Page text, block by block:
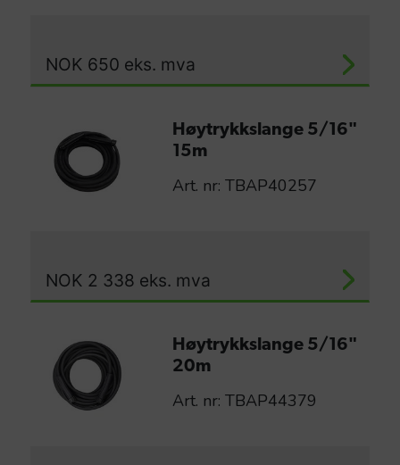
NOK 650 eks. mva
Høytrykkslange 5/16"
15m
Art. nr: TBAP40257
NOK 2 338 eks. mva
Høytrykkslange 5/16"
20m
Art. nr: TBAP44379